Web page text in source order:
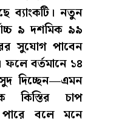
ব্যাংকটি। নতুন
৯ দশমিক ৯৯
সুযোগ পাবেন
ফলে বর্তমানে ১৪
দিচ্ছেন—এমন
কিস্তির চাপ
পারে বলে মনে